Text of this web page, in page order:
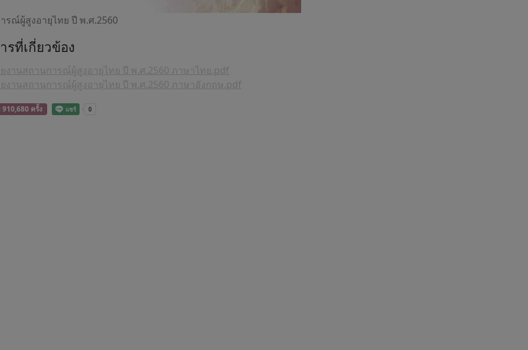
รณ์ผู้สูงอายุไทย ปี พ.ศ.2560
รที่เกี่ยวข้อง
งานสถานการณ์ผู้สูงอายุไทย ปี พ.ศ.2560 ภาษาไทย.pdf
งานสถานการณ์ผู้สูงอายุไทย ปี พ.ศ.2560 ภาษาอังกฤษ.pdf
ครั้ง